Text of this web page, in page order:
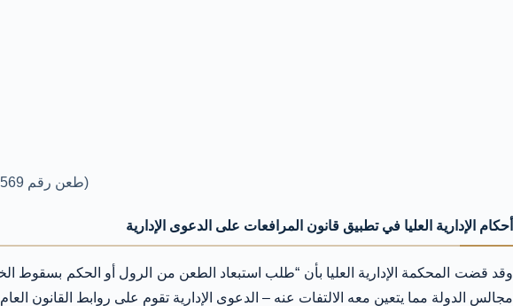
(طعن رقم 1569 لسنة 35 ق “إدارية عليا” جلسة 16/6/1990)
أحكام الإدارية العليا في تطبيق قانون المرافعات على الدعوى الإدارية
مجالس الدولة مما يتعين معه الالتفات عنه – الدعوى الإدارية تقوم على روابط القانون العام